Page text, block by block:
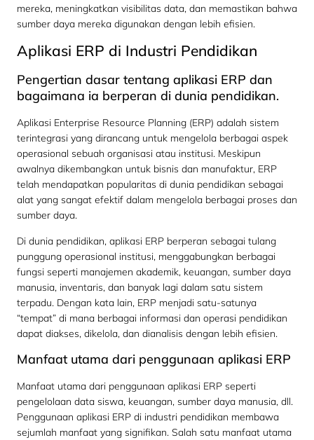
mereka, meningkatkan visibilitas data, dan memastikan bahwa
sumber daya mereka digunakan dengan lebih efisien.
Aplikasi ERP di Industri Pendidikan
Pengertian dasar tentang aplikasi ERP dan
bagaimana ia berperan di dunia pendidikan.
Aplikasi Enterprise Resource Planning (ERP) adalah sistem
terintegrasi yang dirancang untuk mengelola berbagai aspek
operasional sebuah organisasi atau institusi. Meskipun
awalnya dikembangkan untuk bisnis dan manufaktur, ERP
telah mendapatkan popularitas di dunia pendidikan sebagai
alat yang sangat efektif dalam mengelola berbagai proses dan
sumber daya.
Di dunia pendidikan, aplikasi ERP berperan sebagai tulang
punggung operasional institusi, menggabungkan berbagai
fungsi seperti manajemen akademik, keuangan, sumber daya
manusia, inventaris, dan banyak lagi dalam satu sistem
terpadu. Dengan kata lain, ERP menjadi satu-satunya
“tempat” di mana berbagai informasi dan operasi pendidikan
dapat diakses, dikelola, dan dianalisis dengan lebih efisien.
Manfaat utama dari penggunaan aplikasi ERP
Manfaat utama dari penggunaan aplikasi ERP seperti
pengelolaan data siswa, keuangan, sumber daya manusia, dll.
Penggunaan aplikasi ERP di industri pendidikan membawa
sejumlah manfaat yang signifikan. Salah satu manfaat utama